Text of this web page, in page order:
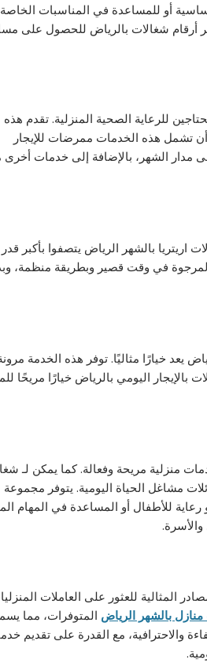
أو للمساعدة في المناسبات
أرقام شغالات بالرياض للحصول على
للرعاية الصحية المنزلية. تقدم هذه
أن تشمل هذه الخدمات ممرضات للإيجار
مدار الشهر، بالإضافة إلى خدمات أخرى
اريتريا بالشهر الرياض يتصفوا بأكبر
في وقت قصير وبطريقة منظمة،
يعد خيارًا مثاليًا. توفر هذه الخدمة
اليومي بالرياض خيارًا مريحًا
منزلية مريحة وفعالة. كما يمكن لـ
مشاغل الحياة اليومية. يتوفر مجموعة
للأطفال أو المساعدة في المهام
المثالية للعثور على العاملات
بالشهر الرياض المتوفرات، مما
والاحترافية، مع القدرة على تقديم